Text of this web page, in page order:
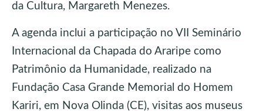
da Cultura, Margareth Menezes.
A agenda inclui a participação no VII Seminário
Internacional da Chapada do Araripe como
Patrimônio da Humanidade, realizado na
Fundação Casa Grande Memorial do Homem
Kariri, em Nova Olinda (CE), visitas aos museus